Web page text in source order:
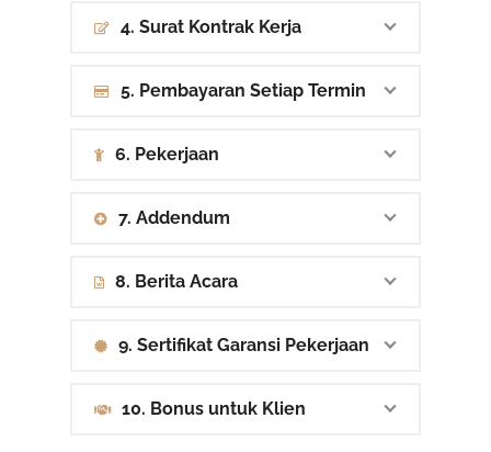
4. Surat Kontrak Kerja
5. Pembayaran Setiap Termin
6. Pekerjaan
7. Addendum
8. Berita Acara
9. Sertifikat Garansi Pekerjaan
10. Bonus untuk Klien